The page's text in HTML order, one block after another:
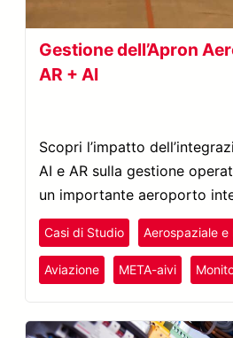
Gestione dell’Apron
AR + AI
Scopri l’impatto
AI e AR sulla gestione
un importante aeroporto
Casi di Studio Aerospaziale e
Aviazione META-aivi